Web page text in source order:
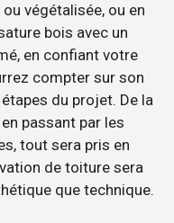
végétalisée, ou en
bois avec un
en confiant votre
compter sur son
du projet. De la
passant par les
tout sera pris en
de toiture sera
que technique.